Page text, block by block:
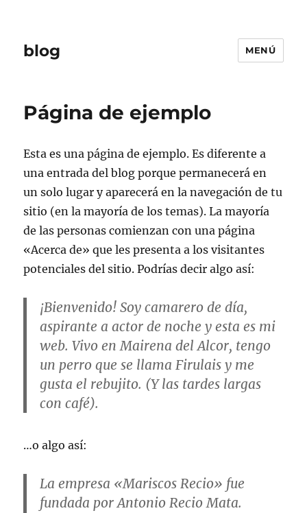
blog MENÚ
Página de ejemplo
Esta es una página de ejemplo. Es diferente a
una entrada del blog porque permanecerá en
un solo lugar y aparecerá en la navegación de tu
sitio (en la mayoría de los temas). La mayoría
de las personas comienzan con una página
«Acerca de» que les presenta a los visitantes
potenciales del sitio. Podrías decir algo así:
¡Bienvenido! Soy camarero de día,
aspirante a actor de noche y esta es mi
web. Vivo en Mairena del Alcor, tengo
un perro que se llama Firulais y me
gusta el rebujito. (Y las tardes largas
con café).
…o algo así:
La empresa «Mariscos Recio» fue
fundada por Antonio Recio Mata.